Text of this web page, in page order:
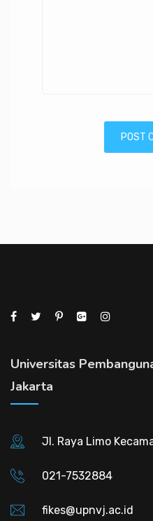
Universitas
Jakarta
Jl. Raya Limo
021-7532884
fikes@upnvj.ac.id